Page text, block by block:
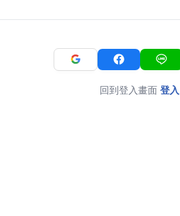
回到登入畫面 登入